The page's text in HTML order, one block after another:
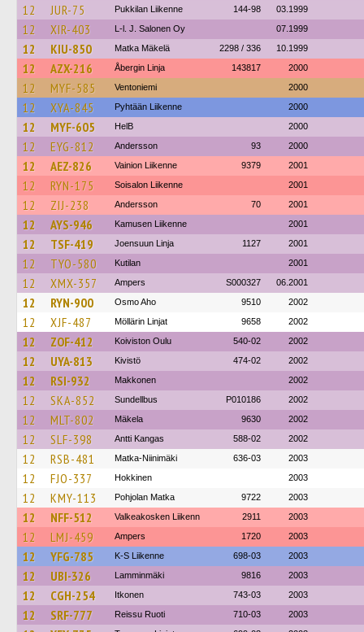
12 JUR-75 Pukkilan Liikenne 144-98 03.1999
12 XIR-403 L-l. J. Salonen Oy 07.1999
12 KIU-850 Matka Mäkelä 2298 / 336 10.1999
12 AZX-216 Åbergin Linja 143817 2000
12 MYF-585 Ventoniemi 2000
12 XYA-845 Pyhtään Liikenne 2000
12 MYF-605 HelB 2000
12 EYG-812 Andersson 93 2000
12 AEZ-826 Vainion Liikenne 9379 2001
12 RYN-175 Soisalon Liikenne 2001
12 ZIJ-238 Andersson 70 2001
12 AYS-946 Kamusen Liikenne 2001
12 TSF-419 Joensuun Linja 1127 2001
12 TYO-580 Kutilan 2001
12 XMX-357 Ampers S000327 06.2001
12 RYN-900 Osmo Aho 9510 2002
12 XJF-487 Möllärin Linjat 9658 2002
12 ZOF-412 Koiviston Oulu 540-02 2002
12 UYA-813 Kivistö 474-02 2002
12 RSI-932 Makkonen 2002
12 SKA-852 Sundellbus P010186 2002
12 MLT-802 Mäkela 9630 2002
12 SLF-398 Antti Kangas 588-02 2002
12 RSB-481 Matka-Niinimäki 636-03 2003
12 FJO-337 Hokkinen 2003
12 KMY-113 Pohjolan Matka 9722 2003
12 NFF-512 Valkeakosken Liikenn 2911 2003
12 LMJ-459 Ampers 1720 2003
12 YFG-785 K-S Liikenne 698-03 2003
12 UBI-326 Lamminmäki 9816 2003
12 CGH-254 Itkonen 743-03 2003
12 SRF-777 Reissu Ruoti 710-03 2003